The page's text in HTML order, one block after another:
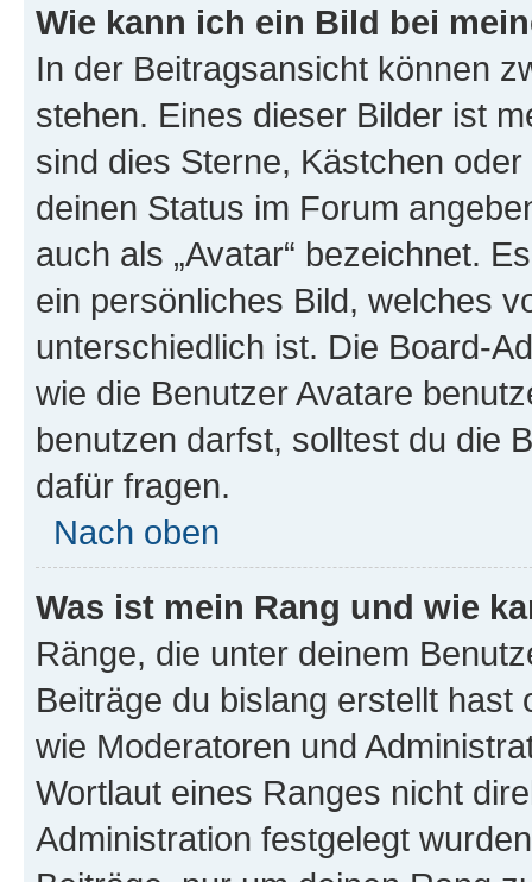
Wie kann ich ein Bild bei
In der Beitragsansicht können
stehen. Eines dieser Bilder ist
sind dies Sterne, Kästchen
deinen Status im Forum
auch als „Avatar“ bezeichnet.
ein persönliches Bild, welches
unterschiedlich ist. Die Board-
wie die Benutzer Avatare
benutzen darfst, solltest du die
dafür fragen.
Nach oben
Was ist mein Rang und wie
Ränge, die unter deinem
Beiträge du bislang erstellt
wie Moderatoren und
Wortlaut eines Ranges nicht
Administration festgelegt